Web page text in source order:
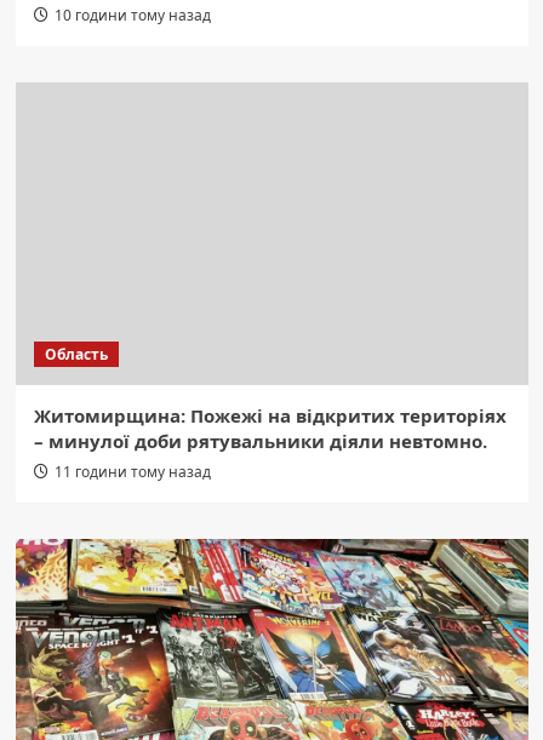
10 години тому назад
Область
Житомирщина: Пожежі на відкритих територіях
– минулої доби рятувальники діяли невтомно.
11 години тому назад